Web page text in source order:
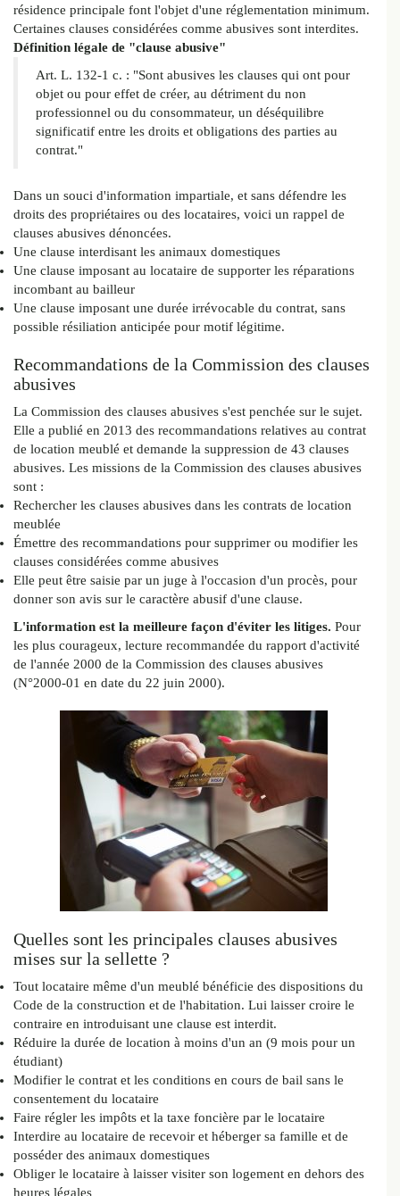
résidence principale font l'objet d'une réglementation minimum.
Certaines clauses considérées comme abusives sont interdites.
Définition légale de "clause abusive"
Art. L. 132-1 c. : "Sont abusives les clauses qui ont pour
objet ou pour effet de créer, au détriment du non
professionnel ou du consommateur, un déséquilibre
significatif entre les droits et obligations des parties au
contrat."
Dans un souci d'information impartiale, et sans défendre les
droits des propriétaires ou des locataires, voici un rappel de
clauses abusives dénoncées.
Une clause interdisant les animaux domestiques
Une clause imposant au locataire de supporter les réparations
incombant au bailleur
Une clause imposant une durée irrévocable du contrat, sans
possible résiliation anticipée pour motif légitime.
Recommandations de la Commission des clauses
abusives
La Commission des clauses abusives s'est penchée sur le sujet.
Elle a publié en 2013 des recommandations relatives au contrat
de location meublé et demande la suppression de 43 clauses
abusives. Les missions de la Commission des clauses abusives
sont :
Rechercher les clauses abusives dans les contrats de location
meublée
Émettre des recommandations pour supprimer ou modifier les
clauses considérées comme abusives
Elle peut être saisie par un juge à l'occasion d'un procès, pour
donner son avis sur le caractère abusif d'une clause.
L'information est la meilleure façon d'éviter les litiges. Pour
les plus courageux, lecture recommandée du rapport d'activité
de l'année 2000 de la Commission des clauses abusives
(N°2000-01 en date du 22 juin 2000).
Quelles sont les principales clauses abusives
mises sur la sellette ?
Tout locataire même d'un meublé bénéficie des dispositions du
Code de la construction et de l'habitation. Lui laisser croire le
contraire en introduisant une clause est interdit.
Réduire la durée de location à moins d'un an (9 mois pour un
étudiant)
Modifier le contrat et les conditions en cours de bail sans le
consentement du locataire
Faire régler les impôts et la taxe foncière par le locataire
Interdire au locataire de recevoir et héberger sa famille et de
posséder des animaux domestiques
Obliger le locataire à laisser visiter son logement en dehors des
heures légales